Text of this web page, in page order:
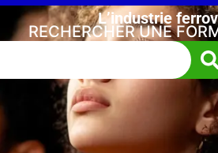
L’industrie
RECHERCHER UNE